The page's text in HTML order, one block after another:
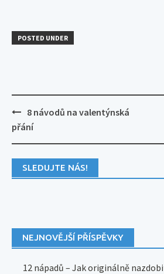
POSTED UNDER
Post
navigation
8 návodů na valentýnská
přání
SLEDUJTE NÁS!
NEJNOVĚJŠÍ PŘÍSPĚVKY
12 nápadů – Jak originálně